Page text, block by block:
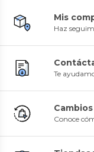
Mis
Haz
Te
Conoce